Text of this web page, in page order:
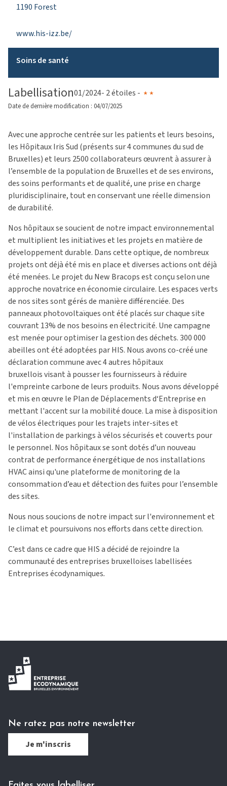
1190 Forest
www.his-izz.be/
Soins de santé
Labellisation01/2024- 2 étoiles -
Date de dernière modification : 04/07/2025
Avec une approche centrée sur les patients et leurs besoins,
les Hôpitaux Iris Sud (présents sur 4 communes du sud de
Bruxelles) et leurs 2500 collaborateurs œuvrent à assurer à
l’ensemble de la population de Bruxelles et de ses environs,
des soins performants et de qualité, une prise en charge
pluridisciplinaire, tout en conservant une réelle dimension
de durabilité.
Nos hôpitaux se soucient de notre impact environnemental
et multiplient les initiatives et les projets en matière de
développement durable. Dans cette optique, de nombreux
projets ont déjà été mis en place et diverses actions ont déjà
été menées. Le projet du New Bracops est conçu selon une
approche novatrice en économie circulaire. Les espaces verts
de nos sites sont gérés de manière différenciée. Des
panneaux photovoltaïques ont été placés sur chaque site
couvrant 13% de nos besoins en électricité. Une campagne
est menée pour optimiser la gestion des déchets. 300 000
abeilles ont été adoptées par HIS. Nous avons co-créé une
déclaration commune avec 4 autres hôpitaux
bruxellois visant à pousser les fournisseurs à réduire
l'empreinte carbone de leurs produits. Nous avons développé
et mis en œuvre le Plan de Déplacements d‘Entreprise en
mettant l'accent sur la mobilité douce. La mise à disposition
de vélos électriques pour les trajets inter-sites et
l'installation de parkings à vélos sécurisés et couverts pour
le personnel. Nos hôpitaux se sont dotés d’un nouveau
contrat de performance énergétique de nos installations
HVAC ainsi qu'une plateforme de monitoring de la
consommation d’eau et détection des fuites pour l’ensemble
des sites.
Nous nous soucions de notre impact sur l'environnement et
le climat et poursuivons nos efforts dans cette direction.
C’est dans ce cadre que HIS a décidé de rejoindre la
communauté des entreprises bruxelloises labellisées
Entreprises écodynamiques.
Ne ratez pas notre newsletter
Je m'inscris